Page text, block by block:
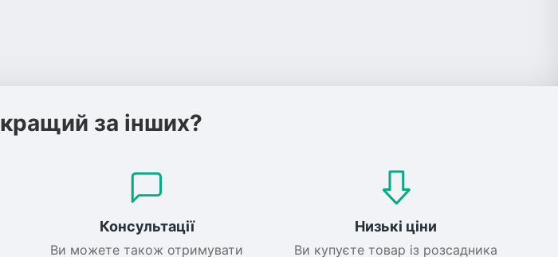
кращий за інших?
Консультації
Ви можете також отримувати
Низькі ціни
Ви купуєте товар із розсадника